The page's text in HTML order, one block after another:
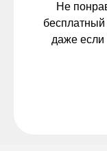
Не
бесплатный
даже если